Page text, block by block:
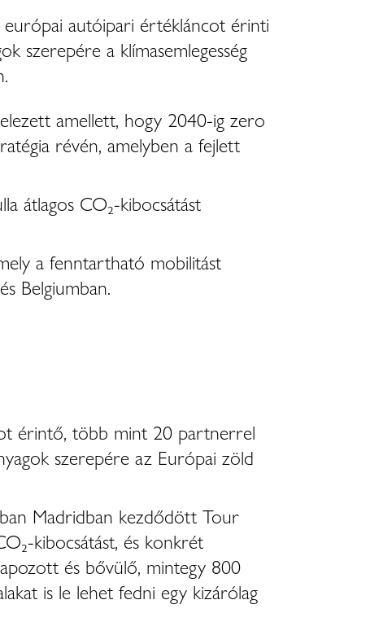
európai autóipari értékláncot érinti
szerepére a klímasemlegesség
amellett, hogy 2040-ig zero
révén, amelyben a fejlett
átlagos CO₂-kibocsátást
a fenntartható mobilitást
Belgiumban.
érintő, több mint 20 partnerrel
szerepére az Európai zöld
Madridban kezdődött Tour
kibocsátást, és konkrét
és bővülő, mintegy 800
is le lehet fedni egy kizárólag